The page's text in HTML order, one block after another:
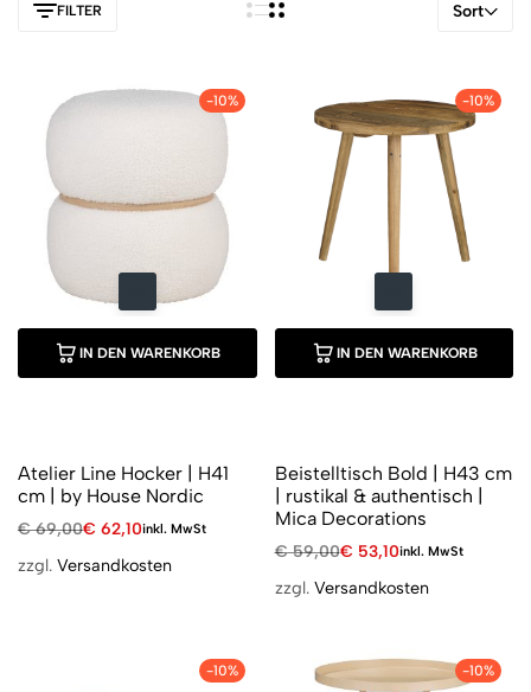
FILTER Sort
-10%
IN DEN WARENKORB
Atelier Line Hocker | H41
cm | by House Nordic
€69,00€ 62,10inkl. MwSt
zzgl. Versandkosten
-10%
IN DEN WARENKORB
Beistelltisch Bold | H43 cm
| rustikal & authentisch |
Mica Decorations
€59,00€ 53,10inkl. MwSt
zzgl. Versandkosten
-10% -10%